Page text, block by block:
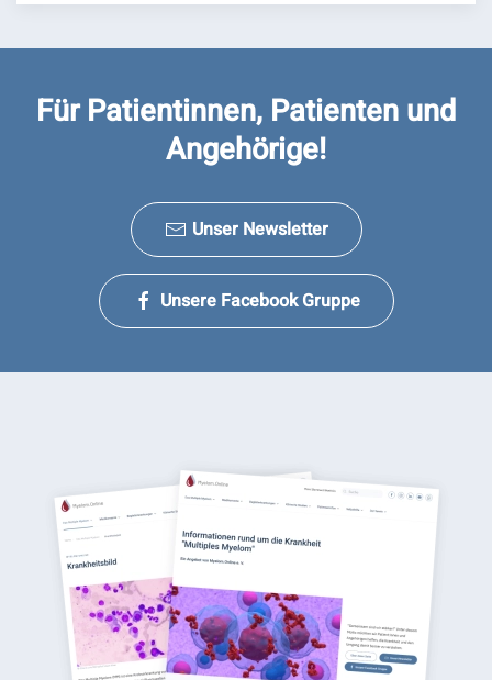
Für Patientinnen, Patienten und
Angehörige!
Unser Newsletter
Unsere Facebook Gruppe